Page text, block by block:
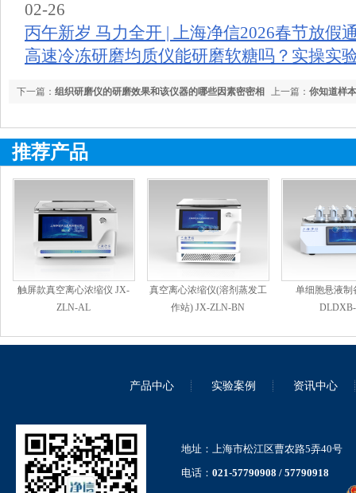
02-26
丙午新岁 马力全开 | 上海净信2026春节放假
高速冷冻研磨均质仪能研磨软糖吗？实操实
上一篇： 你知道样
下一篇： 组织研磨仪的研磨效果和该仪器的哪些因素密密相
推荐产品
触屏款真空离心浓缩仪 JX-
ZLN-AL
真空离心浓缩仪(溶剂蒸发工
作站) JX-ZLN-BN
单细胞悬液制
产品中心 实验案例 资讯中心
地址：上海市松江区曹农路5弄40号
电话： 021-57790908 / 57790918